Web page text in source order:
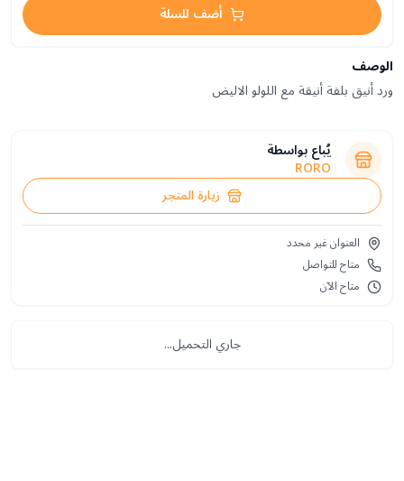
أضف للسلة
الوصف
ورد أنيق بلفة أنيقة مع اللولو الاليض
يُباع بواسطة
RORO
زيارة المتجر
العنوان غير محدد
متاح للتواصل
متاح الآن
جاري التحميل...